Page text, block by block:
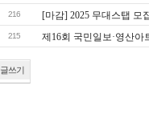
216 [마감] 2025 무대스탭 모
215 제16회 국민일보·영산
글쓰기